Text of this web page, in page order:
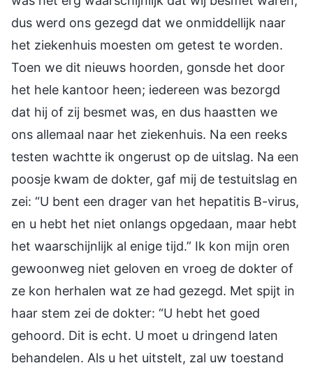
dus werd ons gezegd dat we onmiddellijk naar
het ziekenhuis moesten om getest te worden.
Toen we dit nieuws hoorden, gonsde het door
het hele kantoor heen; iedereen was bezorgd
dat hij of zij besmet was, en dus haastten we
ons allemaal naar het ziekenhuis. Na een reeks
testen wachtte ik ongerust op de uitslag. Na een
poosje kwam de dokter, gaf mij de testuitslag en
zei: “U bent een drager van het hepatitis B-virus,
en u hebt het niet onlangs opgedaan, maar hebt
het waarschijnlijk al enige tijd.” Ik kon mijn oren
gewoonweg niet geloven en vroeg de dokter of
ze kon herhalen wat ze had gezegd. Met spijt in
haar stem zei de dokter: “U hebt het goed
gehoord. Dit is echt. U moet u dringend laten
behandelen. Als u het uitstelt, zal uw toestand